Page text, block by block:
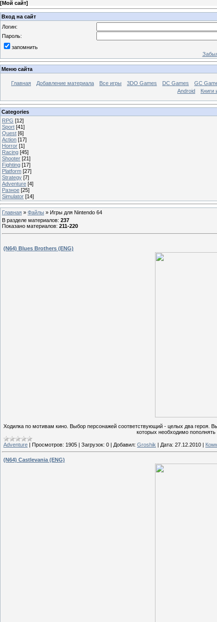
[Мой сайт]
Вход на сайт
Логин:
Пароль:
запомнить
Меню сайта
Главная Добавление материала Все игры 3DO Games DC Games
GC
Android
Книги
Categories
RPG [12]
Sport [41]
Quest [6]
Action [17]
Horror [1]
Racing [45]
Shooter [21]
Fighting [17]
Platform [27]
Strategy [7]
Adventure [4]
Разное [25]
Simulator [14]
Главная » Файлы » Игры для Nintendo 64
В разделе материалов: 237
Показано материалов: 211-220
(N64) Blues Brothers (ENG)
Ходилка по мотивам кино. Выбор персонажей соответствующий - целых два героя.
которых необходимо
Adventure | Просмотров: 1905 | Загрузок: 0 | Добавил: Groshik | Дата: 27.12.2010 |
(N64) Castlevania (ENG)